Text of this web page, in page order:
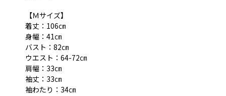
【Ｍサイズ】
着丈：106㎝
身幅：41㎝
バスト：82㎝
ウエスト：64-72㎝
肩幅：33㎝
袖丈：33㎝
袖わたり：34㎝